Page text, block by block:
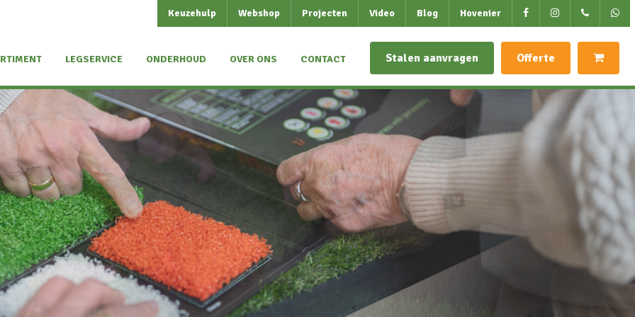
Keuzehulp Webshop Projecten Video Blog Hovenier
LEGSERVICE ONDERHOUD OVER ONS CONTACT Stalen aanvragen Offerte